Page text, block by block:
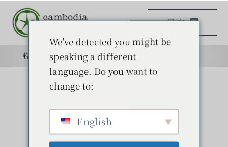
キ
目次
読みもの
読みもの 目的
We've detected you might be
speaking a different
language. Do you want to
change to:
English